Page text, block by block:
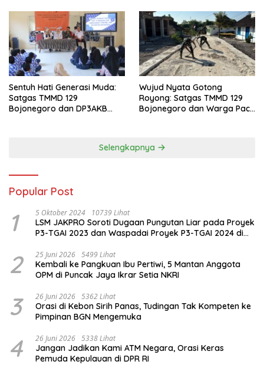
Anak-Anak Kesongo
Sentuh Hati Generasi Muda:
Satgas TMMD 129
Bojonegoro dan DP3AKB
Wujud Nyata Gotong
Royong: Satgas TMMD 129
Bojonegoro dan Warga Pacu
Selengkapnya
Popular Post
1 5 Oktober 2024 10739 Lihat
LSM JAKPRO Soroti Dugaan Pungutan Liar pada Proyek
P3-TGAI 2023 dan Waspadai Proyek P3-TGAI 2024 di
2 25 Juni 2026 5499 Lihat
Kembali ke Pangkuan Ibu Pertiwi, 5 Mantan Anggota
OPM di Puncak Jaya Ikrar Setia NKRI
3 26 Juni 2026 5362 Lihat
Orasi di Kebon Sirih Panas, Tudingan Tak Kompeten ke
Pimpinan BGN Mengemuka
4 26 Juni 2026 5338 Lihat
Jangan Jadikan Kami ATM Negara, Orasi Keras
Pemuda Kepulauan di DPR RI